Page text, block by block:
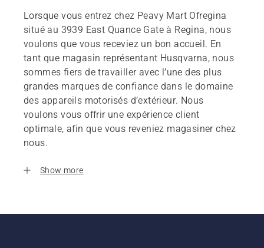
Lorsque vous entrez chez Peavy Mart Ofregina
situé au 3939 East Quance Gate à Regina, nous
voulons que vous receviez un bon accueil. En
tant que magasin représentant Husqvarna, nous
sommes fiers de travailler avec l’une des plus
grandes marques de confiance dans le domaine
des appareils motorisés d’extérieur. Nous
voulons vous offrir une expérience client
optimale, afin que vous reveniez magasiner chez
nous.
Show more